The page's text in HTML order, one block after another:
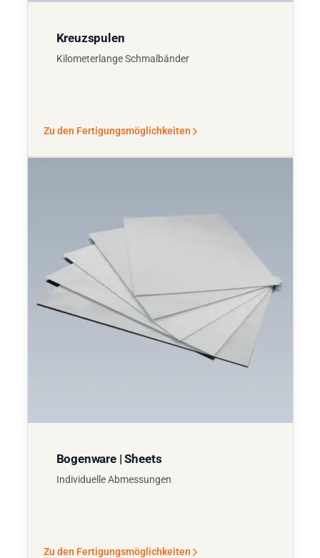
Kreuzspulen
Kilometerlange Schmalbänder
Zu den Fertigungsmöglichkeiten
Bogenware | Sheets
Individuelle Abmessungen
Zu den Fertigungsmöglichkeiten